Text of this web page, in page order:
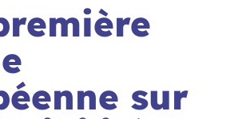
sur